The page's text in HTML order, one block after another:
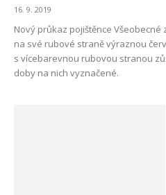
16. 9. 2019
Nový průkaz pojištěnce
na své rubové straně výraznou
s vícebarevnou rubovou stranou
doby na nich vyznačené.